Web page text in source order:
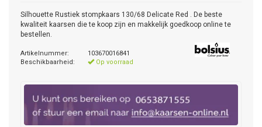
Silhouette Rustiek stompkaars 130/68 Delicate Red . De beste
kwaliteit kaarsen die te koop zijn en makkelijk goedkoop online te
bestellen.
Artikelnummer:
103670016841
Beschikbaarheid:
Op voorraad